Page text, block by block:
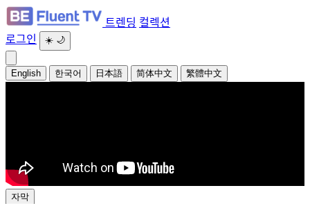
트렌딩 컬렉션
로그인
☀️ 🌙
English 한국어 日本語 简体中文 繁體中文
자막